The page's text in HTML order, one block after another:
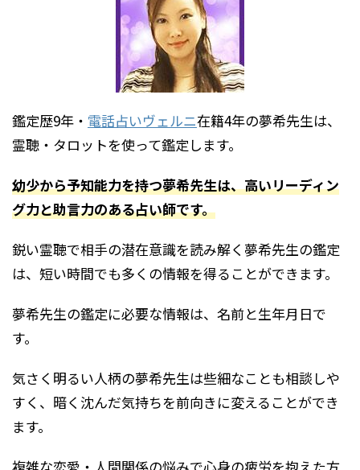
鑑定歴9年・ 電話占いヴェルニ在籍4年の夢希先生は、
霊聴・タロットを使って鑑定します。
幼少から予知能力を持つ夢希先生は、高いリーディン
グ力と助言力のある占い師です。
鋭い霊聴で相手の潜在意識を読み解く夢希先生の鑑定
は、短い時間でも多くの情報を得ることができます。
夢希先生の鑑定に必要な情報は、名前と生年月日で
す。
気さく明るい人柄の夢希先生は些細なことも相談しや
すく、暗く沈んだ気持ちを前向きに変えることができ
ます。